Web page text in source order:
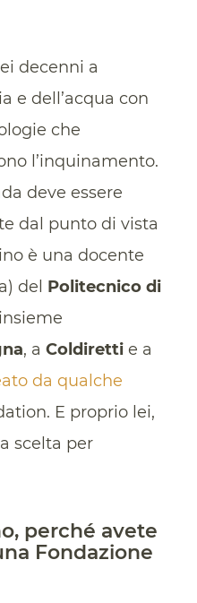
decenni a
e dell’acqua con
che
l’inquinamento.
deve essere
dal punto di vista
è una docente
del Politecnico di
, a Coldirettie a
da qualche
E proprio lei,
scelta per
perché avete
Fondazione